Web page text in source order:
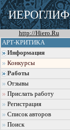
ИЕРОГЛИФ
http://Hiero.Ru
АРТ-КРИТИКА
Информация
Конкурсы
Работы
Отзывы
Прислать работу
Регистрация
Список авторов
Поиск